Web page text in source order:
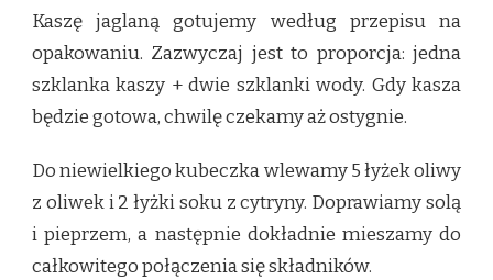
Kaszę jaglaną gotujemy według przepisu na
opakowaniu. Zazwyczaj jest to proporcja: jedna
szklanka kaszy + dwie szklanki wody. Gdy kasza
będzie gotowa, chwilę czekamy aż ostygnie.
Do niewielkiego kubeczka wlewamy 5 łyżek oliwy
z oliwek i 2 łyżki soku z cytryny. Doprawiamy solą
i pieprzem, a następnie dokładnie mieszamy do
całkowitego połączenia się składników.